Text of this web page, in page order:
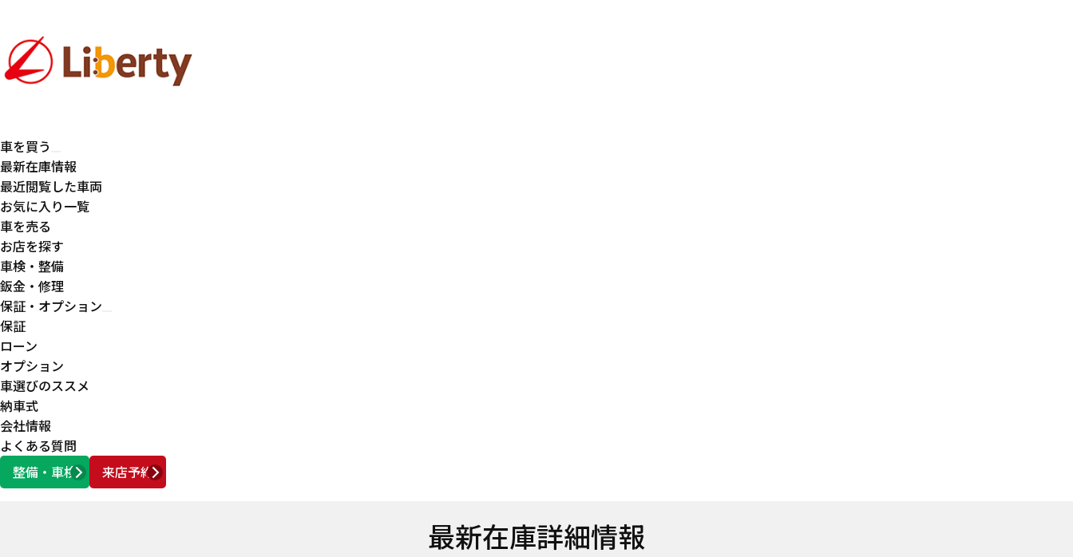
車を買う
最新在庫情報
最近閲覧した車両
お気に入り一覧
車を売る
お店を探す
車検・整備
鈑金・修理
保証・オプション
保証
ローン
オプション
車選びのススメ
納車式
会社情報
よくある質問
整備・車検
来店予約
営業時間 AM10:00 ～ PM6:00
最新在庫詳細情報